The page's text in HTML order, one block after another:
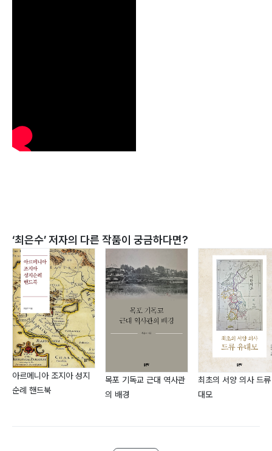
‘최은수’ 저자의 다른 작품이 궁금하다면?
아르메니아 조지아 성지
순례 핸드북
목포 기독교 근대 역사관
의 배경
최초의 서양 의사 드
대모